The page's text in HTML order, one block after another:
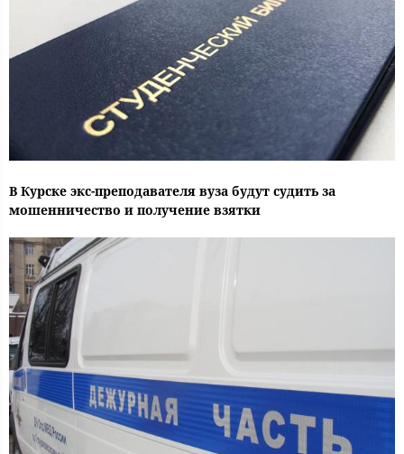
В Курске экс-преподавателя вуза будут судить за
мошенничество и получение взятки